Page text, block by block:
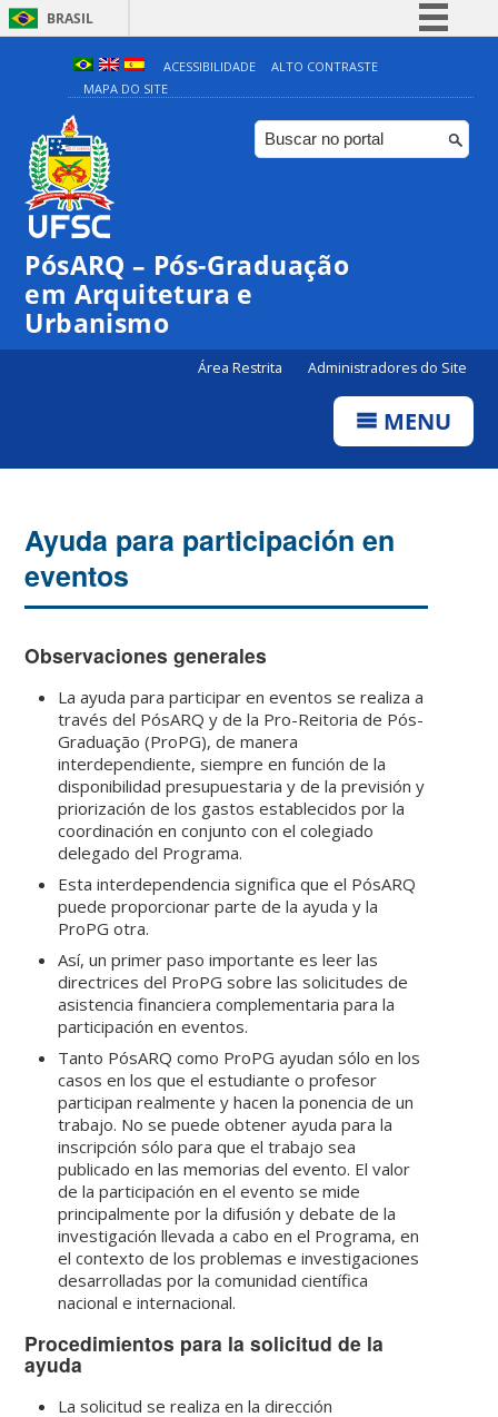
BRASIL
Simplifique!
Comunica BR
Participe
ACESSIBILIDADE
ALTO CONTRASTE
MAPA DO SITE
PósARQ – Pós-Graduação
em Arquitetura e
Urbanismo
Área Restrita Administradores do Site
MENU
Ayuda para participación en
eventos
Observaciones generales
La ayuda para participar en eventos se realiza a
través del PósARQ y de la Pro-Reitoria de Pós-
Graduação (ProPG), de manera
interdependiente, siempre en función de la
disponibilidad presupuestaria y de la previsión y
priorización de los gastos establecidos por la
coordinación en conjunto con el colegiado
delegado del Programa.
Esta interdependencia significa que el PósARQ
puede proporcionar parte de la ayuda y la
ProPG otra.
Así, un primer paso importante es leer las
directrices del ProPG sobre las solicitudes de
asistencia financiera complementaria para la
participación en eventos.
Tanto PósARQ como ProPG ayudan sólo en los
casos en los que el estudiante o profesor
participan realmente y hacen la ponencia de un
trabajo. No se puede obtener ayuda para la
inscripción sólo para que el trabajo sea
publicado en las memorias del evento. El valor
de la participación en el evento se mide
principalmente por la difusión y debate de la
investigación llevada a cabo en el Programa, en
el contexto de los problemas e investigaciones
desarrolladas por la comunidad científica
nacional e internacional.
Procedimientos para la solicitud de la
ayuda
La solicitud se realiza en la dirección